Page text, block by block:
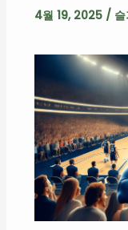
4월 19, 2025 /